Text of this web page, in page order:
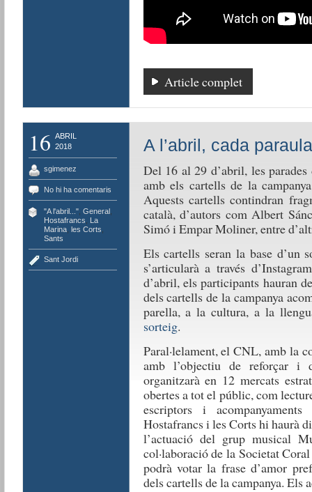
Article complet
16 ABRIL
2018
sgimenez
No hi ha comentaris
"A l'abril...", General,
Hostafrancs
La
Marina, les Corts
Sants
Sant Jordi
A l’abril, cada
Del 16 al 29 d’abril, les
amb els cartells de la
Aquests cartells contindran
català, d’autors com Albert
Simó i Empar Moliner, entre
Els cartells seran la base d’un
s’articularà a través
d’abril, els participants hauran
dels cartells de la campanya
parella, a la cultura, a la
sorteig.
Paral·lelament, el CNL, amb la
amb l’objectiu de reforçar i
organitzarà en 12 mercats
obertes a tot el públic, com
escriptors i
Hostafrancs i les Corts hi haurà
l’actuació del grup musical
col·laboració de la Societat
podrà votar la frase d’amor
dels cartells de la campanya. Els